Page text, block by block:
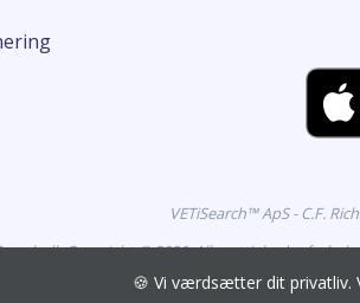
VETiSearch™ ApS - C.F.
Copyright © 2026. Alle rettigheder
🍪 Vi værdsætter dit privatliv.